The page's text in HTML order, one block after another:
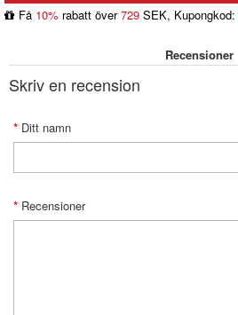
Få 10% rabatt över729 SEK, Kupongkod:
Recensioner
Skriv en recension
Ditt namn
Recensioner